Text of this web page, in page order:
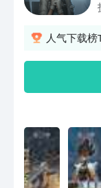
人气下载